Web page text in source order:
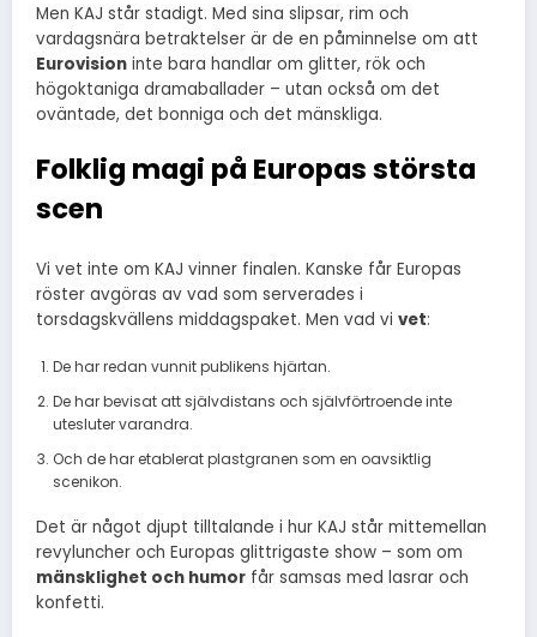
Men KAJ står stadigt. Med sina slipsar, rim och
vardagsnära betraktelser är de en påminnelse om att
Eurovision inte bara handlar om glitter, rök och
högoktaniga dramaballader – utan också om det
oväntade, det bonniga och det mänskliga.
Folklig magi på Europas största
scen
Vi vet inte om KAJ vinner finalen. Kanske får Europas
röster avgöras av vad som serverades i
torsdagskvällens middagspaket. Men vad vi vet:
De har redan vunnit publikens hjärtan.
De har bevisat att självdistans och självförtroende inte
utesluter varandra.
Och de har etablerat plastgranen som en oavsiktlig
scenikon.
Det är något djupt tilltalande i hur KAJ står mittemellan
revyluncher och Europas glittrigaste show – som om
mänsklighet och humor får samsas med lasrar och
konfetti.